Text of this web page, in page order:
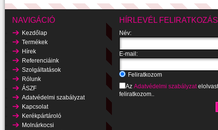
NAVIGÁCIÓ
Kezdőlap
Termékek
Hírek
Referenciáink
Szolgáltatások
Rólunk
ÁSZF
Adatvédelmi szabályzat
Kapcsolat
Kerékpártároló
Molnárkocsi
HÍRLEVÉL FELIRATKOZÁS
Név:
E-mail:
Feliratkozom
Az Adatvédelmi szabályzat
feliratkozom..